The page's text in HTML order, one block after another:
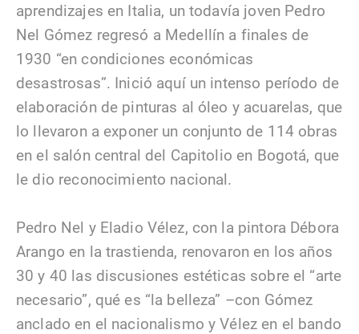
aprendizajes en Italia, un todavía joven Pedro
Nel Gómez regresó a Medellín a finales de
1930 “en condiciones económicas
desastrosas”. Inició aquí un intenso período de
elaboración de pinturas al óleo y acuarelas, que
lo llevaron a exponer un conjunto de 114 obras
en el salón central del Capitolio en Bogotá, que
le dio reconocimiento nacional.
Pedro Nel y Eladio Vélez, con la pintora Débora
Arango en la trastienda, renovaron en los años
30 y 40 las discusiones estéticas sobre el “arte
necesario”, qué es “la belleza” –con Gómez
anclado en el nacionalismo y Vélez en el bando